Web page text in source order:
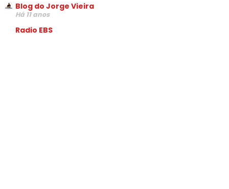
Blog do Jorge Vieira
Há 11 anos
Radio EBS